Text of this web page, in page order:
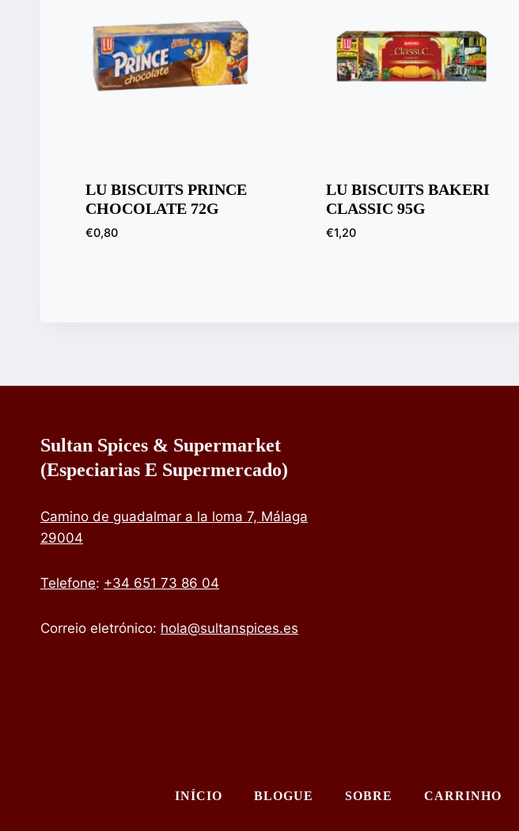
LU BISCUITS PRINCE
CHOCOLATE 72G
€0,80
LU BISCUITS BAKERI
CLASSIC 95G
€1,20
Sultan Spices & Supermarket
(especiarias E Supermercado)
Camino de guadalmar a la loma 7, Málaga
29004
Telefone: +34 651 73 86 04
Correio eletrónico: hola@sultanspices.es
INÍCIO BLOGUE SOBRE CARRINHO